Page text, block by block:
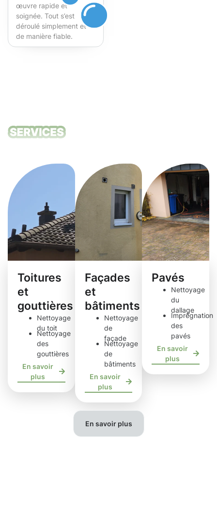
œuvre rapide et
soignée. Tout s’est
déroulé simplement et
de manière fiable.
Fortement recommandé !
Toitures
et
gouttières
Nettoyage
du toit
Nettoyage
des
gouttières
En savoir
plus
Façades
et
bâtiments
Nettoyage
de
façade
Nettoyage
de
bâtiments
En savoir
plus
Pavés
Nettoyage
du
dallage
Imprégnation
des
pavés
En savoir
plus
En savoir plus